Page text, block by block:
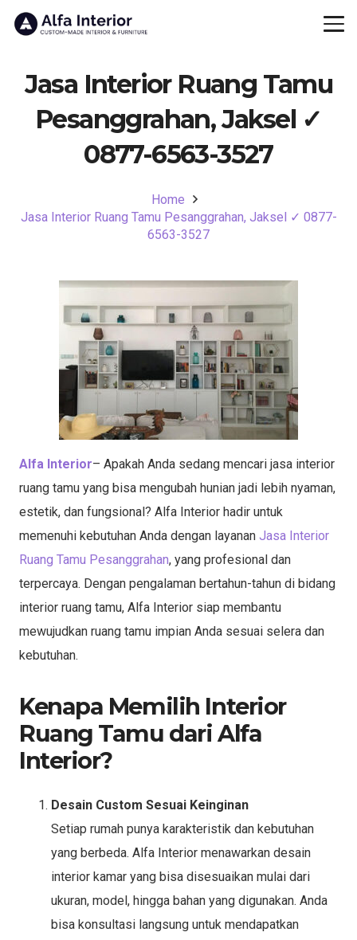
Jasa Interior Ruang Tamu
Pesanggrahan, Jaksel ✓
0877-6563-3527
Home
Jasa Interior Ruang Tamu Pesanggrahan, Jaksel ✓ 0877-
6563-3527
Alfa Interior– Apakah Anda sedang mencari jasa interior
ruang tamu yang bisa mengubah hunian jadi lebih nyaman,
estetik, dan fungsional? Alfa Interior hadir untuk
memenuhi kebutuhan Anda dengan layanan Jasa Interior
Ruang Tamu Pesanggrahan, yang profesional dan
terpercaya. Dengan pengalaman bertahun-tahun di bidang
interior ruang tamu, Alfa Interior siap membantu
mewujudkan ruang tamu impian Anda sesuai selera dan
kebutuhan.
Kenapa Memilih Interior
Ruang Tamu dari Alfa
Interior?
Desain Custom Sesuai Keinginan
Setiap rumah punya karakteristik dan kebutuhan
yang berbeda. Alfa Interior menawarkan desain
interior kamar yang bisa disesuaikan mulai dari
ukuran, model, hingga bahan yang digunakan. Anda
bisa konsultasi langsung untuk mendapatkan